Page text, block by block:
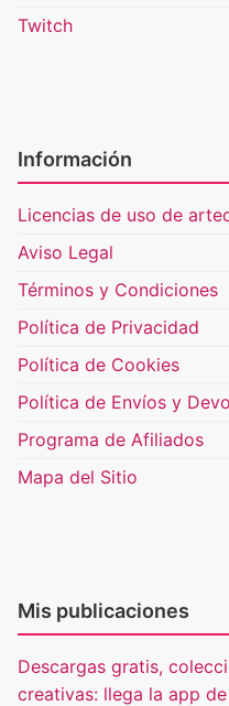
Twitch
Información
Licencias de uso de
Aviso Legal
Términos y Condiciones
Política de Privacidad
Política de Cookies
Política de Envíos y
Programa de Afiliados
Mapa del Sitio
Mis publicaciones
Descargas gratis,
creativas: llega la app